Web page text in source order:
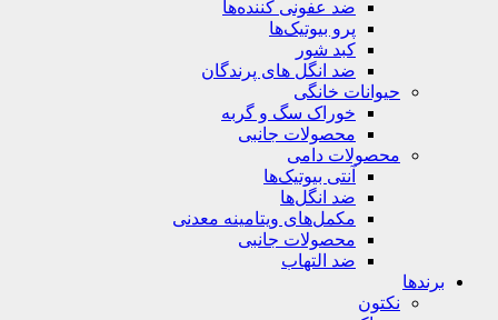
ضد عفونی کننده‌ها
پرو بیوتیک‌ها
کبد شور
ضد انگل های پرندگان
حیوانات خانگی
خوراک سگ و گربه
محصولات جانبی
محصولات دامی
آنتی بیوتیک‌ها
ضد انگل‌ها
مکمل‌های ویتامینه معدنی
محصولات جانبی
ضد التهاب
برندها
نکتون